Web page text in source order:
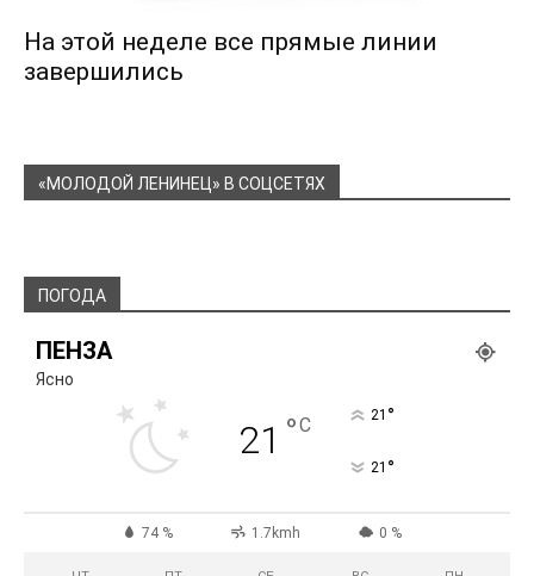
На этой неделе все прямые линии
завершились
«МОЛОДОЙ ЛЕНИНЕЦ» В СОЦСЕТЯХ
ПОГОДА
ПЕНЗА
Ясно
21 °C 21 °
21 °
74 % 1.7kmh 0 %